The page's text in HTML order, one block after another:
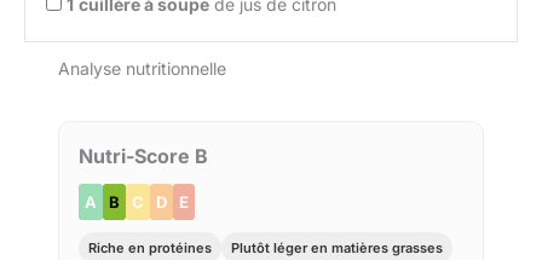
1 cuillère à soupe de jus de citron
Analyse nutritionnelle
Nutri-Score B
A B C D E
Riche en protéines
Plutôt léger en matières grasses